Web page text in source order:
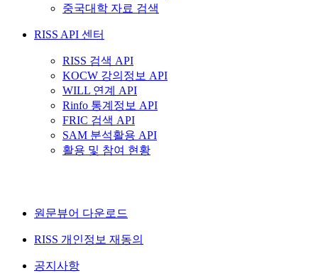
중국대학 자료 검색
RISS API 센터
RISS 검색 API
KOCW 강의정보 API
WILL 연계 API
Rinfo 통계정보 API
FRIC 검색 API
SAM 분석활용 API
활용 및 참여 현황
원문뷰어 다운로드
RISS 개인정보 재동의
공지사항